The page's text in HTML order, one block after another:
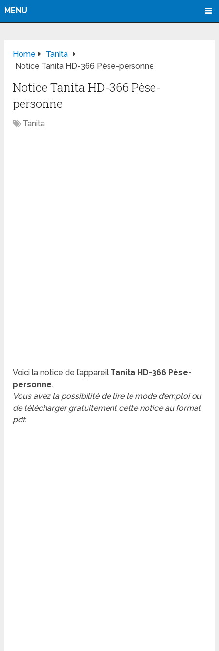
MENU
Home
Tanita
Notice Tanita HD-366 Pèse-personne
Notice Tanita HD-366 Pèse-
personne
Tanita
Voici la notice de l’appareil Tanita HD-366 Pèse-
personne.
Vous avez la possibilité de lire le mode d’emploi ou
de télécharger gratuitement cette notice au format
pdf.